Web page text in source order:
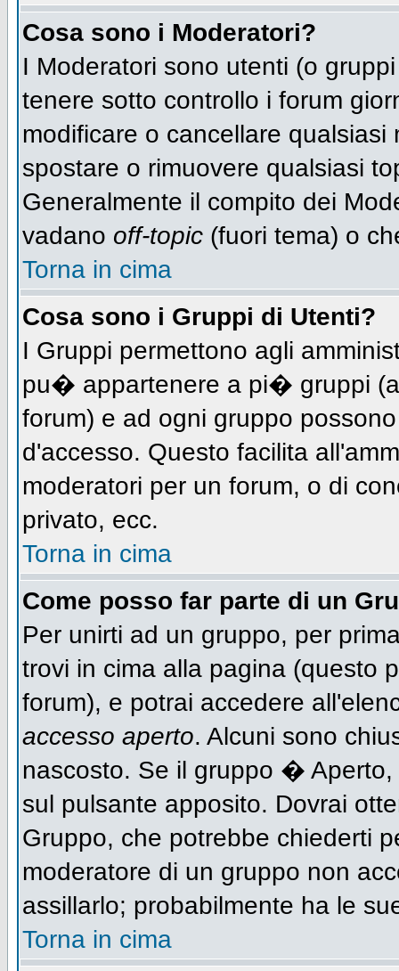
Cosa sono i Moderatori?
I Moderatori sono utenti (o
tenere sotto controllo i forum
modificare o cancellare
spostare o rimuovere qualsiasi
Generalmente il compito dei
vadano off-topic (fuori tema) o
Torna in cima
Cosa sono i Gruppi di Utenti?
I Gruppi permettono agli
pu� appartenere a pi� gruppi
forum) e ad ogni gruppo
d'accesso. Questo facilita
moderatori per un forum, o di
privato, ecc.
Torna in cima
Come posso far parte di un
Per unirti ad un gruppo, per
trovi in cima alla pagina (questo
forum), e potrai accedere
accesso aperto. Alcuni sono
nascosto. Se il gruppo �
sul pulsante apposito. Dovrai
Gruppo, che potrebbe chiederti
moderatore di un gruppo non
assillarlo; probabilmente ha le
Torna in cima